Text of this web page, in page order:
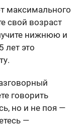
максимального
свой возраст
нижнюю и
лет это
говорить
но и не поя —
—